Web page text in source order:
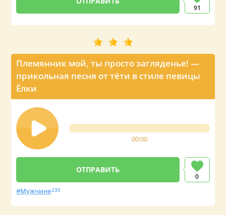
91
Племянник мой, ты просто загляденье! —
прикольная песня от тёти в стиле певицы
Ёлки
00:00
0
Мужчине235